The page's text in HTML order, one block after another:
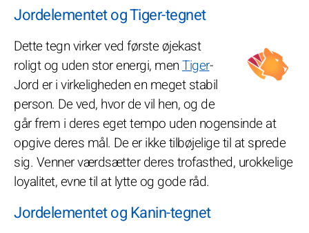
Jordelementet og Tiger-tegnet
Dette tegn virker ved første øjekast
roligt og uden stor energi, menTiger-
Jord er i virkeligheden en meget stabil
person. De ved, hvor de vil hen, og de
går frem i deres eget tempo uden nogensinde at
opgive deres mål. De er ikke tilbøjelige til at sprede
sig. Venner værdsætter deres trofasthed, urokkelige
loyalitet, evne til at lytte og gode råd.
Jordelementet og Kanin-tegnet